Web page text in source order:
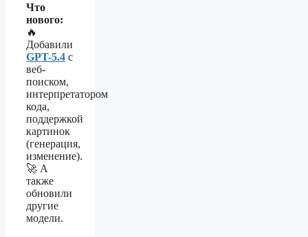
Что
нового:
🔥
Добавили
GPT-5.4 с
веб-
поиском,
интерпретатором
кода,
поддержкой
картинок
(генерация,
изменение).
🚀 А
также
обновили
другие
модели.